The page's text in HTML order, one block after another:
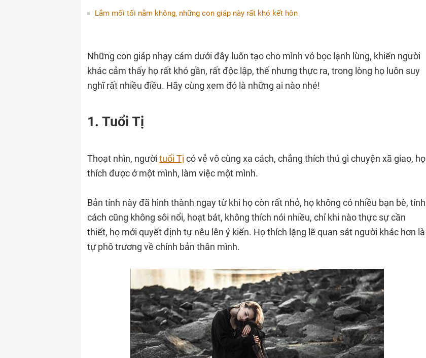
Lắm mối tối nằm không, những con giáp này rất khó kết hôn
Những con giáp nhạy cảm dưới đây luôn tạo cho mình vỏ bọc lạnh lùng, khiến người
khác cảm thấy họ rất khó gần, rất độc lập, thế nhưng thực ra, trong lòng họ luôn suy
nghĩ rất nhiều điều. Hãy cùng xem đó là những ai nào nhé!
1. Tuổi Tị
Thoạt nhìn, người tuổi Tị có vẻ vô cùng xa cách, chẳng thích thú gì chuyện xã giao, họ
thích được ở một mình, làm việc một mình.
Bản tính này đã hình thành ngay từ khi họ còn rất nhỏ, họ không có nhiều bạn bè, tính
cách cũng không sôi nổi, hoạt bát, không thích nói nhiều, chỉ khi nào thực sự cần
thiết, họ mới quyết định tự nêu lên ý kiến. Họ thích lặng lẽ quan sát người khác hơn là
tự phô trương về chính bản thân mình.